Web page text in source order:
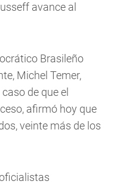
avance al
Brasileño
Michel Temer,
de que el
afirmó hoy que
veinte más de los